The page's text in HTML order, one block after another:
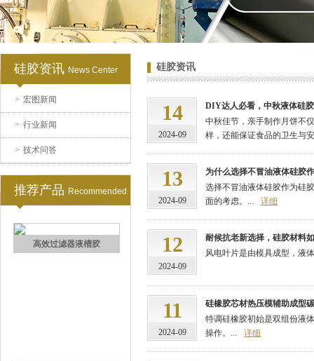
硅胶资讯 News Center
> 宏图新闻
> 行业新闻
> 技术问答
推荐产品 Recommended
手板硅胶
高效过滤器液槽胶
硅胶资讯
14
2024-09
DIY达人必看，中秋液体硅
中秋佳节，亲手制作月饼不
样，还能保证食品的卫生与
13
2024-09
为什么选择不冒油液体硅胶
选择不冒油液体硅胶作为硅
面的考虑。...
详细
12
2024-09
耐候抗老新选择，硅胶材料
风电叶片是由模具成型，液
11
2024-09
硅橡胶芯材热压模辅助成型
特调硅橡胶初始是双组份液
操作。...
详细